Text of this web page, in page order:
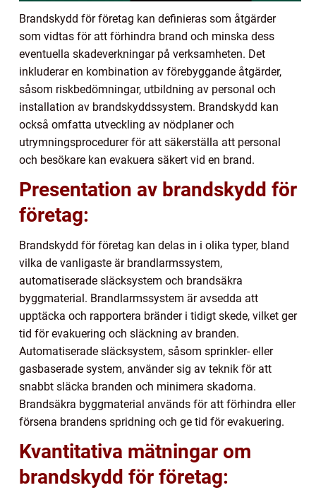
Brandskydd för företag kan definieras som åtgärder
som vidtas för att förhindra brand och minska dess
eventuella skadeverkningar på verksamheten. Det
inkluderar en kombination av förebyggande åtgärder,
såsom riskbedömningar, utbildning av personal och
installation av brandskyddssystem. Brandskydd kan
också omfatta utveckling av nödplaner och
utrymningsprocedurer för att säkerställa att personal
och besökare kan evakuera säkert vid en brand.
Presentation av brandskydd för
företag:
Brandskydd för företag kan delas in i olika typer, bland
vilka de vanligaste är brandlarmssystem,
automatiserade släcksystem och brandsäkra
byggmaterial. Brandlarmssystem är avsedda att
upptäcka och rapportera bränder i tidigt skede, vilket ger
tid för evakuering och släckning av branden.
Automatiserade släcksystem, såsom sprinkler- eller
gasbaserade system, använder sig av teknik för att
snabbt släcka branden och minimera skadorna.
Brandsäkra byggmaterial används för att förhindra eller
försena brandens spridning och ge tid för evakuering.
Kvantitativa mätningar om
brandskydd för företag: